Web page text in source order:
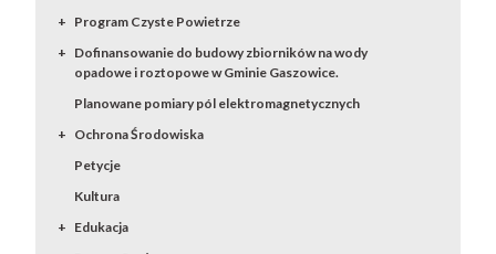
Program Czyste Powietrze
Dofinansowanie do budowy zbiorników na wody
opadowe i roztopowe w Gminie Gaszowice.
Planowane pomiary pól elektromagnetycznych
Ochrona Środowiska
Petycje
Kultura
Edukacja